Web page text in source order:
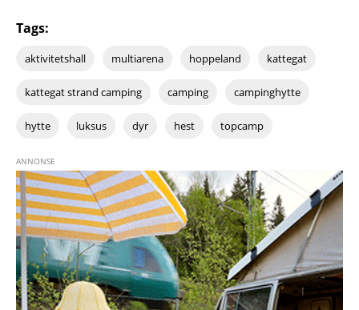
Tags:
aktivitetshall multiarena hoppeland kattegat
kattegat strand camping camping campinghytte
hytte luksus dyr hest topcamp